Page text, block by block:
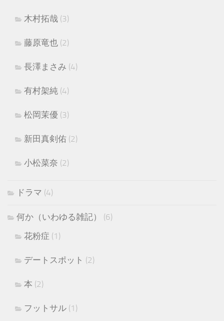
木村拓哉 (3)
藤原竜也 (2)
長澤まさみ (4)
有村架純 (4)
松岡茉優 (3)
新田真剣佑 (2)
小松菜奈 (2)
ドラマ (4)
何か（いわゆる雑記）
(6)
花粉症 (1)
デートスポット (2)
本 (2)
フットサル (1)